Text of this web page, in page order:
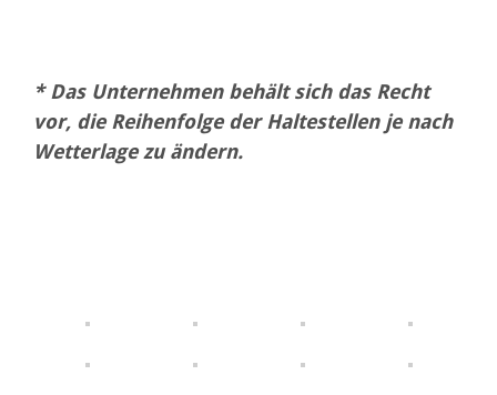
* Das Unternehmen behält sich das Recht
vor, die Reihenfolge der Haltestellen je nach
Wetterlage zu ändern.